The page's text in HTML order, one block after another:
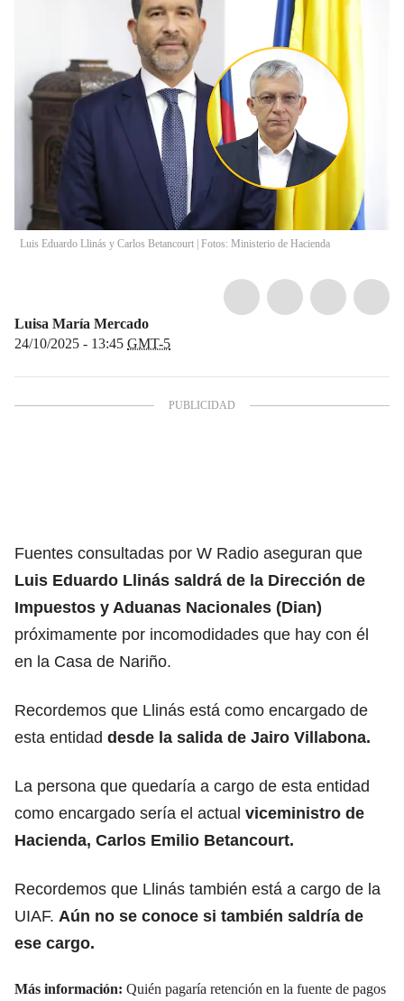
Luis Eduardo Llinás y Carlos Betancourt | Fotos: Ministerio de Hacienda
Luisa María Mercado
24/10/2025 - 13:45 GMT-5
Fuentes consultadas por W Radio aseguran que
Luis Eduardo Llinás saldrá de la Dirección de
Impuestos y Aduanas Nacionales (Dian)
próximamente por incomodidades que hay con él
en la Casa de Nariño.
Recordemos que Llinás está como encargado de
esta entidad desde la salida de Jairo Villabona.
La persona que quedaría a cargo de esta entidad
como encargado sería el actual viceministro de
Hacienda, Carlos Emilio Betancourt.
Recordemos que Llinás también está a cargo de la
UIAF. Aún no se conoce si también saldría de
ese cargo.
Más información: Quién pagaría retención en la fuente de pagos